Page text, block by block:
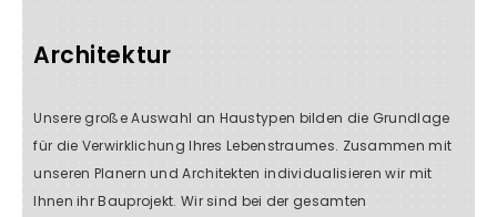
Architektur
Unsere große Auswahl an Haustypen bilden die Grundlage
für die Verwirklichung Ihres Lebenstraumes. Zusammen mit
unseren Planern und Architekten individualisieren wir mit
Ihnen ihr Bauprojekt. Wir sind bei der gesamten